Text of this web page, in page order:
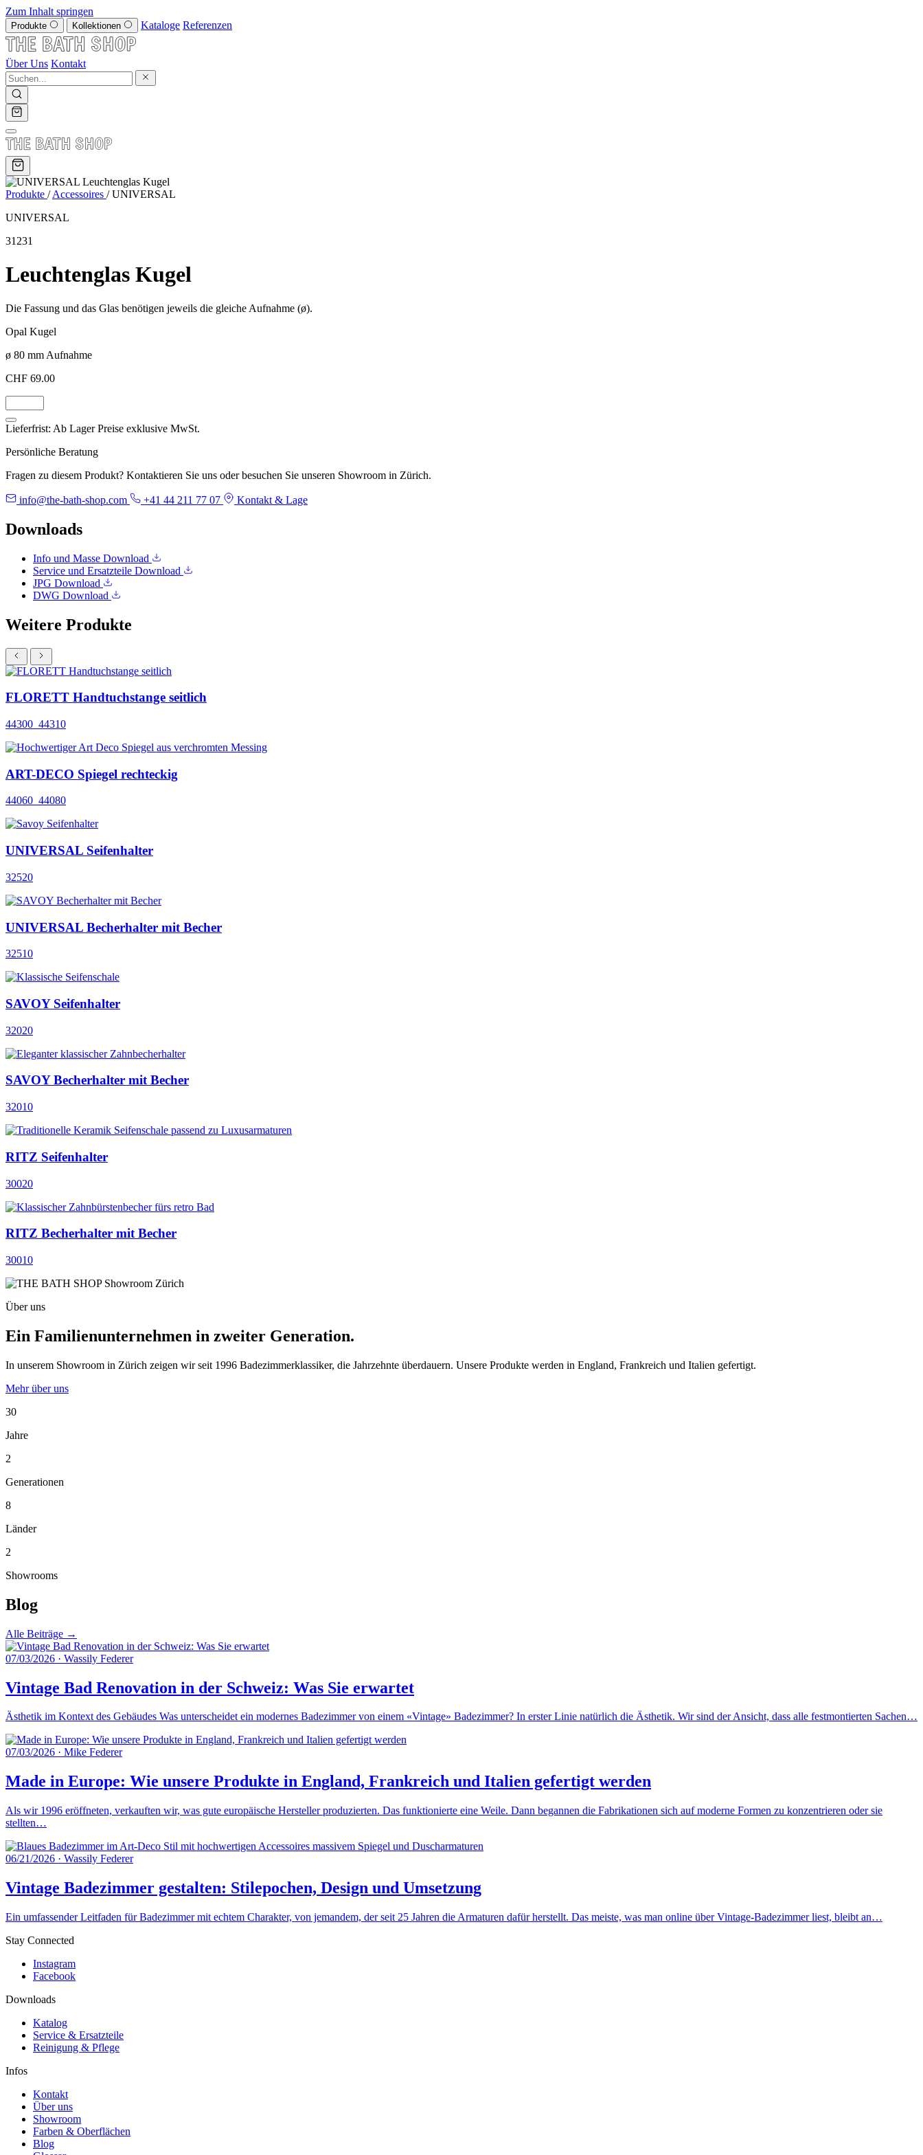
Zum Inhalt springen
Produkte Kollektionen Kataloge Referenzen
Über Uns Kontakt
Produkte / Accessoires / UNIVERSAL
UNIVERSAL
31231
Leuchtenglas Kugel
Die Fassung und das Glas benötigen jeweils die gleiche Aufnahme (ø).
Opal Kugel
ø 80 mm Aufnahme
CHF 69.00
Lieferfrist: Ab Lager Preise exklusive MwSt.
Persönliche Beratung
Fragen zu diesem Produkt? Kontaktieren Sie uns oder besuchen Sie unseren Showroom in Zürich.
info@the-bath-shop.com +41 44 211 77 07 Kontakt & Lage
Downloads
Info und Masse Download
Service und Ersatzteile Download
JPG Download
DWG Download
Weitere Produkte
FLORETT Handtuchstange seitlich
44300_44310
ART-DECO Spiegel rechteckig
44060_44080
UNIVERSAL Seifenhalter
32520
UNIVERSAL Becherhalter mit Becher
32510
SAVOY Seifenhalter
32020
SAVOY Becherhalter mit Becher
32010
RITZ Seifenhalter
30020
RITZ Becherhalter mit Becher
30010
Über uns
Ein Familienunternehmen in zweiter Generation.
In unserem Showroom in Zürich zeigen wir seit 1996 Badezimmerklassiker, die Jahrzehnte überdauern. Unsere Produkte werden in England, Frankreich und Italien gefertigt.
Mehr über uns
30
Jahre
2
Generationen
8
Länder
2
Showrooms
Blog
Alle Beiträge →
07/03/2026 · Wassily Federer
Vintage Bad Renovation in der Schweiz: Was Sie erwartet
Ästhetik im Kontext des Gebäudes Was unterscheidet ein modernes Badezimmer von einem «Vintage» Badezimmer? In erster Linie natürlich die Ästhetik. Wir sind der Ansicht, dass alle festmontierten Sachen…
07/03/2026 · Mike Federer
Made in Europe: Wie unsere Produkte in England, Frankreich und Italien gefertigt werden
Als wir 1996 eröffneten, verkauften wir, was gute europäische Hersteller produzierten. Das funktionierte eine Weile. Dann begannen die Fabrikationen sich auf moderne Formen zu konzentrieren oder sie
stellten…
06/21/2026 · Wassily Federer
Vintage Badezimmer gestalten: Stilepochen, Design und Umsetzung
Ein umfassender Leitfaden für Badezimmer mit echtem Charakter, von jemandem, der seit 25 Jahren die Armaturen dafür herstellt. Das meiste, was man online über Vintage-Badezimmer liest, bleibt an…
Stay Connected
Instagram
Facebook
Downloads
Katalog
Service & Ersatzteile
Reinigung & Pflege
Infos
Kontakt
Über uns
Showroom
Farben & Oberflächen
Blog